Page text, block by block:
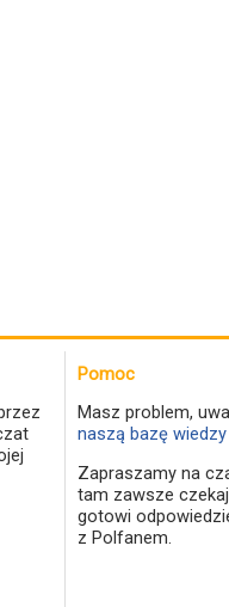
Pomoc
Masz problem,
naszą bazę
Zapraszamy na
tam zawsze
gotowi
z Polfanem.